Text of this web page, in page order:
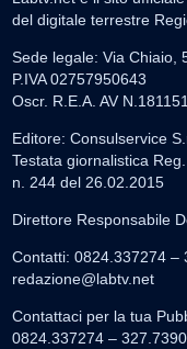
del digitale terrestre
Sede legale: Via Chiaio,
P.IVA 02757950643
Oscr. R.E.A. AV N.181151
Editore: Consulservice
Testata giornalistica
n. 244 del 26.02.2015
Direttore Responsabile
Contatti: 0824.337274 –
redazione@labtv.net
Contattaci per la tua
0824.337274 –